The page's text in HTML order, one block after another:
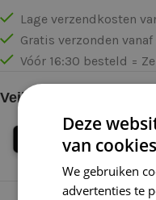
Lage verzendkosten
Gratis verzonden
Vóór 16:30 besteld =
Veilig online betalen
Deze
van
We gebruiken
advertenties te